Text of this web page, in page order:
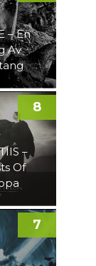
– En
Av
–
Of
8
7